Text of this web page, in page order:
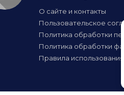
О сайте и контакты
Пользовательское
Политика обработки
Политика обработки
Правила